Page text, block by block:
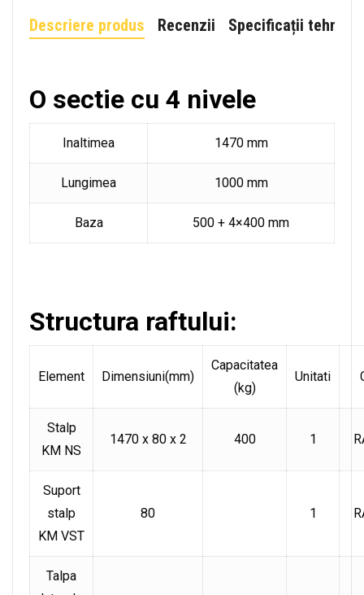
Descriere produs Recenzii Specificații tehnice
O sectie cu 4 nivele
Inaltimea 1470 mm
Lungimea 1000 mm
Baza 500 + 4×400 mm
Structura raftului:
Element Dimensiuni(mm)
Capacitatea
(kg)
Unitati
Stalp
KM NS
1470 x 80 x 2 400 1
Suport
stalp
KM VST
80 1
Talpa